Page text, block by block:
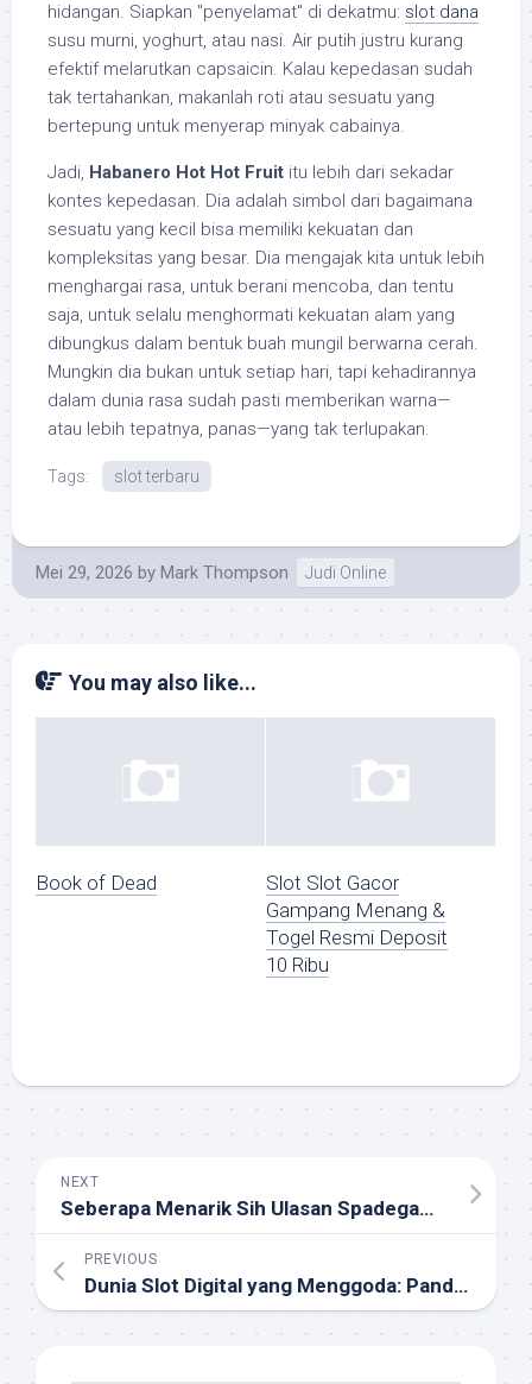
hidangan. Siapkan "penyelamat" di dekatmu: slot dana
susu murni, yoghurt, atau nasi. Air putih justru kurang
efektif melarutkan capsaicin. Kalau kepedasan sudah
tak tertahankan, makanlah roti atau sesuatu yang
bertepung untuk menyerap minyak cabainya.
Jadi, Habanero Hot Hot Fruit itu lebih dari sekadar
kontes kepedasan. Dia adalah simbol dari bagaimana
sesuatu yang kecil bisa memiliki kekuatan dan
kompleksitas yang besar. Dia mengajak kita untuk lebih
menghargai rasa, untuk berani mencoba, dan tentu
saja, untuk selalu menghormati kekuatan alam yang
dibungkus dalam bentuk buah mungil berwarna cerah.
Mungkin dia bukan untuk setiap hari, tapi kehadirannya
dalam dunia rasa sudah pasti memberikan warna—
atau lebih tepatnya, panas—yang tak terlupakan.
Tags: slot terbaru
Mei 29, 2026 by Mark Thompson Judi Online
You may also like...
Book of Dead
Slot Slot Gacor
Gampang Menang &
Togel Resmi Deposit
10 Ribu
NEXT
Seberapa Menarik Sih Ulasan Spadegaming Jungle King Bagi Pecinta Slot Online di Indonesia?
PREVIOUS
Dunia Slot Digital yang Menggoda: Panduan Lengkap Bermain Judi Slot Spadegaming untuk Pemain Indonesia